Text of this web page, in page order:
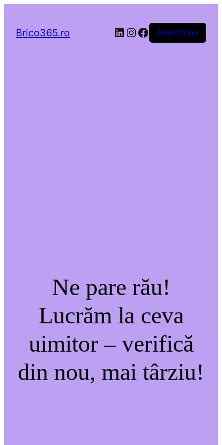
Brico365.ro LinkedIn
Instagram
Facebook
Autentificare
Ne pare rău!
Lucrăm la ceva
uimitor – verifică
din nou, mai târziu!